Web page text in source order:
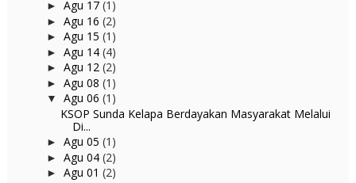
► Agu 17 (1)
► Agu 16 (2)
► Agu 15 (1)
► Agu 14 (4)
► Agu 12 (2)
► Agu 08 (1)
▼ Agu 06 (1)
KSOP Sunda Kelapa Berdayakan Masyarakat Melalui
Di...
► Agu 05 (1)
► Agu 04 (2)
► Agu 01 (2)